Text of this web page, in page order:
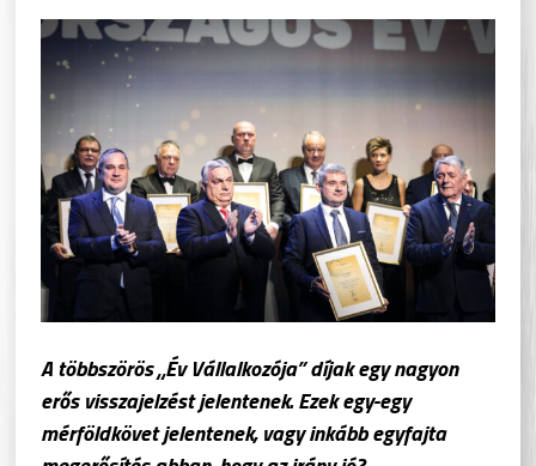
A többszörös „Év Vállalkozója” díjak egy nagyon
erős visszajelzést jelentenek. Ezek egy-egy
mérföldkövet jelentenek, vagy inkább egyfajta